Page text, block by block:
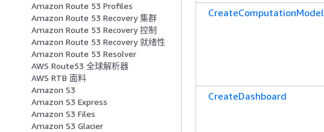
Amazon Route 53 Profiles
Amazon Route 53 Recovery 集群
Amazon Route 53 Recovery 控制
Amazon Route 53 Recovery 就绪性
Amazon Route 53 Resolver
AWS Route53 全球解析器
AWS RTB 面料
Amazon S3
Amazon S3 Express
Amazon S3 Files
Amazon S3 Glacier
CreateComputationModel
CreateDashboard